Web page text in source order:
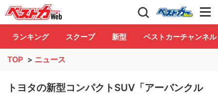
自動車情報誌「ベストカー」 Club
ランキング スクープ 新型 ベストカーチャンネル
TOP > ニュース
トヨタの新型コンパクトSUV「アーバンクル